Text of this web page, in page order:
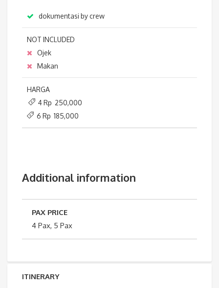
dokumentasi by crew
NOT INCLUDED
Ojek
Makan
HARGA
4 Rp 250,000
6 Rp 185,000
Additional information
PAX PRICE
4 Pax, 5 Pax
ITINERARY